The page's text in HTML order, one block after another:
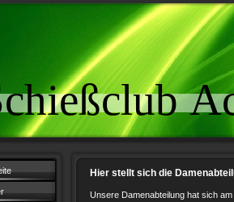
Hier stellt sich die
Unsere Damenabteilung hat sich